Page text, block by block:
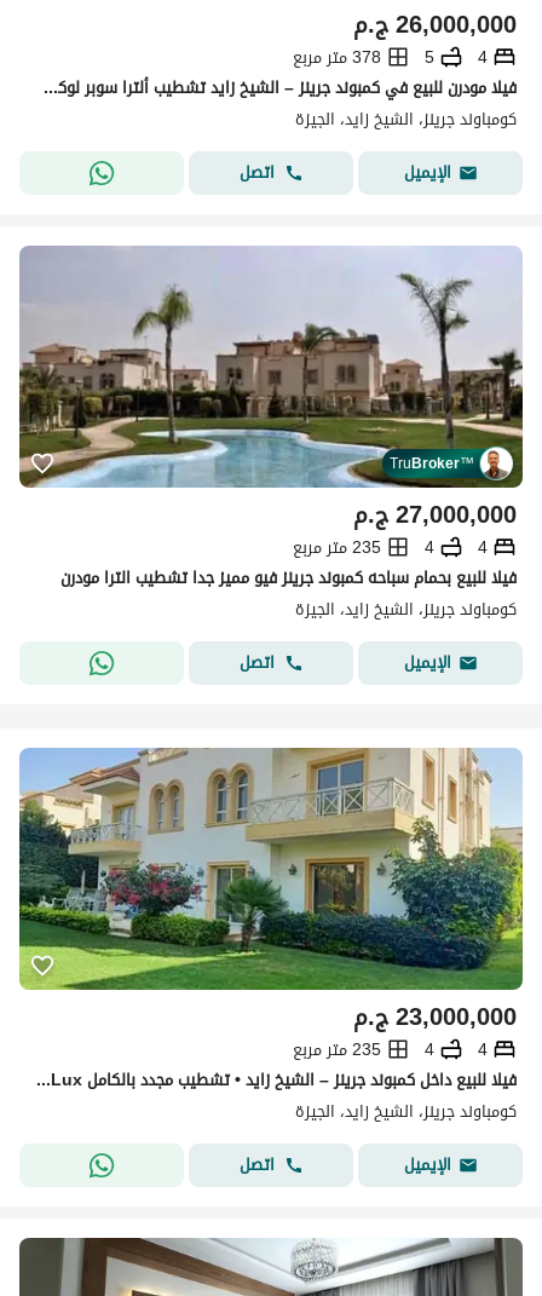
ج.م26,000,000
4
5
378 متر مربع
فيلا مودرن للبيع في كمبوند جرينز – الشيخ زايد تشطيب ألترا سوبر لوكس حالة جديدة بالكامل (Zero Condition)
كومباوند جرينز، الشيخ زايد، الجيزة
الإيميل
اتصل
TruBroker™
ج.م27,000,000
4
4
235 متر مربع
فيلا للبيع بحمام سباحه كمبوند جرينز فيو مميز جدا تشطيب الترا مودرن
كومباوند جرينز، الشيخ زايد، الجيزة
الإيميل
اتصل
ج.م23,000,000
4
4
235 متر مربع
فيلا للبيع داخل كمبوند جرينز – الشيخ زايد • تشطيب مجدد بالكامل Ultra Super Lux وفيو رائع على اللاندسكيب
كومباوند جرينز، الشيخ زايد، الجيزة
الإيميل
اتصل